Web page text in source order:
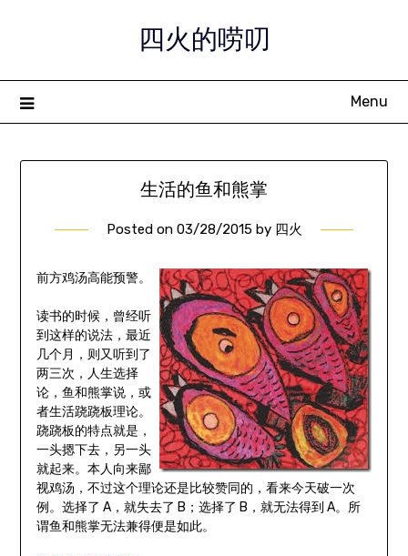
四火的唠叨
Menu
生活的鱼和熊掌
Posted on 03/28/2015by 四火
前方鸡汤高能预警。
读书的时候，曾经听
到这样的说法，最近
几个月，则又听到了
两三次，人生选择
论，鱼和熊掌说，或
者生活跷跷板理论。
跷跷板的特点就是，
一头摁下去，另一头
就起来。本人向来鄙
视鸡汤，不过这个理论还是比较赞同的，看来今天破一次
例。选择了 A，就失去了 B；选择了 B，就无法得到 A。所
谓鱼和熊掌无法兼得便是如此。